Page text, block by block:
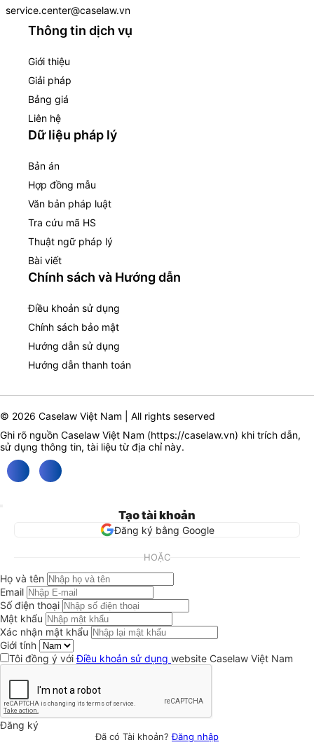
service.center@caselaw.vn
Thông tin dịch vụ
Giới thiệu
Giải pháp
Bảng giá
Liên hệ
Dữ liệu pháp lý
Bản án
Hợp đồng mẫu
Văn bản pháp luật
Tra cứu mã HS
Thuật ngữ pháp lý
Bài viết
Chính sách và Hướng dẫn
Điều khoản sử dụng
Chính sách bảo mật
Hướng dẫn sử dụng
Hướng dẫn thanh toán
© 2026 Caselaw Việt Nam | All rights seserved
Ghi rõ nguồn Caselaw Việt Nam (https://caselaw.vn) khi trích dẫn,
sử dụng thông tin, tài liệu từ địa chỉ này.
Tạo tài khoản
Đăng ký bằng Google
HOẶC
Họ và tên
Email
Số điện thoại
Mật khẩu
Xác nhận mật khẩu
Giới tính
Tôi đồng ý vớiĐiều khoản sử dụng website Caselaw Việt Nam
Đăng ký
Đã có Tài khoản?Đăng nhập